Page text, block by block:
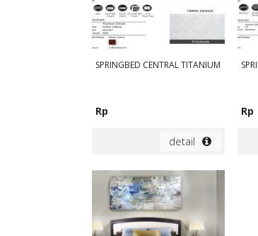
SPRINGBED CENTRAL TITANIUM
Rp
detail
Rp